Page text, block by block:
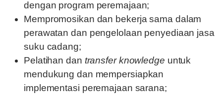
dengan program peremajaan;
Mempromosikan dan bekerja sama dalam
perawatan dan pengelolaan penyediaan jasa
suku cadang;
Pelatihan dan transfer knowledge untuk
mendukung dan mempersiapkan
implementasi peremajaan sarana;